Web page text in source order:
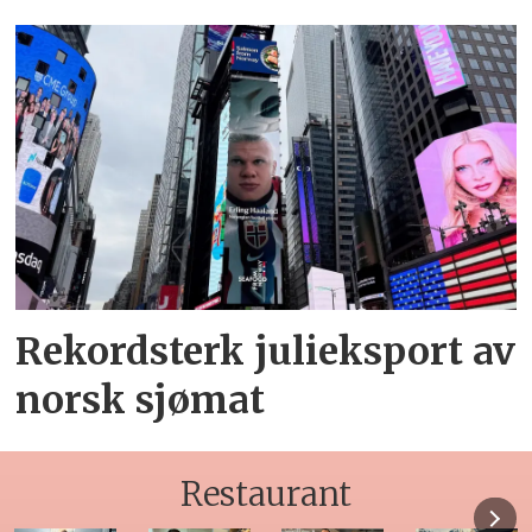
Rekordsterk julieksport av
norsk sjømat
Restaurant